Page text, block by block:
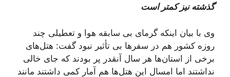
گذشته نیز کمتر است
وی با بیان اینکه گرمای بی سابقه هوا و تعطیلی چند
روزه کشور هم در سفرها بی تأثیر نبود گفت: هتل‌های
برخی از استان‌ها هر سال آنقدر پر بودند که جای خالی
نداشتند اما امسال این هتل‌ها هم آمار کمی داشتند مانند